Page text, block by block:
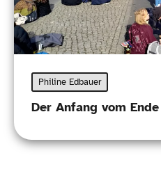
Philine Edbauer
Der Anfang vom